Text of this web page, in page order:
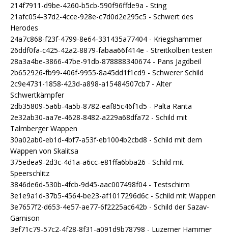
214f7911-d9be-4260-b5cb-590f96ffde9a - Sting
21afc054-37d2-4cce-928e-c7d0d2e295c5 - Schwert des
Herodes
24a7c868-f23f-4799-8e64-331435a77404 - Kriegshammer
26ddf0fa-c425-42a2-8879-fabaa66f414e - Streitkolben testen
28a3a4be-3866-47be-91db-878888340674 - Pans Jagdbeil
2b652926-fb99-406f-9955-8a45dd1f1cd9 - Schwerer Schild
2c9e4731-1858-423d-a898-a15484507cb7 - Alter
Schwertkämpfer
2db35809-5a6b-4a5b-8782-eaf85c46f1d5 - Palta Ranta
2e32ab30-aa7e-4628-8482-a229a68dfa72 - Schild mit
Talmberger Wappen
30a02ab0-eb1d-4bf7-a53f-eb1004b2cbd8 - Schild mit dem
Wappen von Skalitsa
375edea9-2d3c-4d1a-a6cc-e81ffa6bba26 - Schild mit
Speerschlitz
3846de6d-530b-4fcb-9d45-aac007498f04 - Testschirm
3e1e9a1d-37b5-4564-be23-af1017296d6c - Schild mit Wappen
3e7657f2-d653-4e57-ae77-6f2225ac642b - Schild der Sazav-
Garnison
3ef71c79-57c2-4f28-8f31-a091d9b78798 - Luzerner Hammer